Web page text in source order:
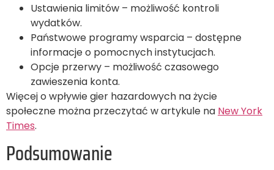
Ustawienia limitów – możliwość kontroli
wydatków.
Państwowe programy wsparcia – dostępne
informacje o pomocnych instytucjach.
Opcje przerwy – możliwość czasowego
zawieszenia konta.
Więcej o wpływie gier hazardowych na życie
społeczne można przeczytać w artykule na New York
Times.
Podsumowanie